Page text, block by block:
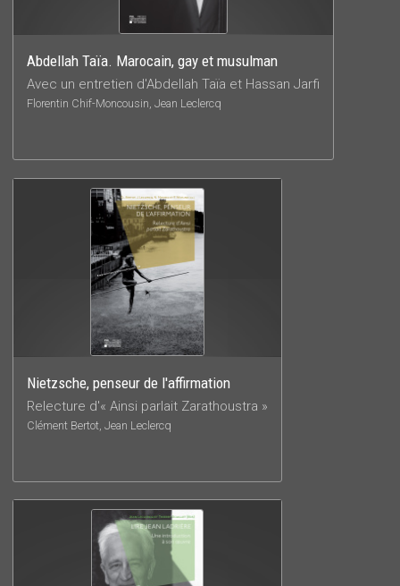
Abdellah Taïa. Marocain, gay et musulman
Avec un entretien d'Abdellah Taïa et Hassan Jarfi
Florentin Chif-Moncousin, Jean Leclercq
Nietzsche, penseur de l'affirmation
Relecture d'« Ainsi parlait Zarathoustra »
Clément Bertot, Jean Leclercq